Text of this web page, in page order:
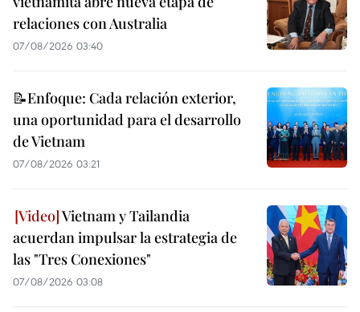
relaciones con Australia
07/08/2026 03:40
📝Enfoque: Cada relación exterior,
una oportunidad para el desarrollo
de Vietnam
07/08/2026 03:21
Vietnam y Tailandia
acuerdan impulsar la estrategia de
las "Tres Conexiones"
07/08/2026 03:08